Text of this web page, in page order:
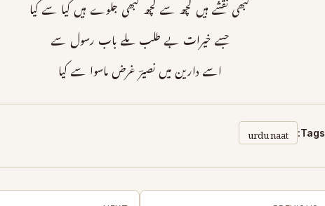
کبھی نقشے ہیں کچھ سے کچھ کبھی جلوے ہیں کیا سے کیا
جسے خیرات بے طلب ملے باب رسول سے
اسے دارین میں نصیرؔ غرض ماسوا سے کیا
Tags:
urdu naat